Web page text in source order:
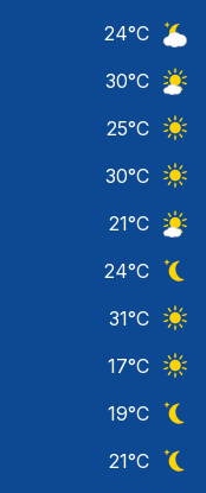
24°C
30°C
25°C
30°C
21°C
24°C
31°C
17°C
19°C
21°C